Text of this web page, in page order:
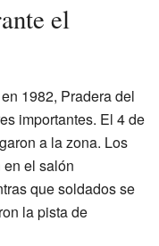
el
en 1982, Pradera del
importantes. El 4 de
a la zona. Los
el salón
que soldados se
la pista de